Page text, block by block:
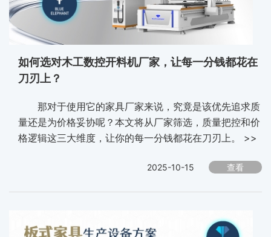
如何选对木工数控开料机厂家，让每一分钱都花在
刀刃上？
那对于使用它的家具厂家来说，究竟是该优先追求质
量还是为价格妥协呢？本文将从厂家筛选，质量把控和价
格逻辑这三大维度，让你的每一分钱都花在刀刃上。 >>
2025-10-15 查看